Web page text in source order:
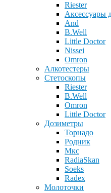
Riester
Аксессуары
And
B.Well
Little Doctor
Nissei
Omron
Алкотестеры
Стетоскопы
Riester
B.Well
Omron
Little Doctor
Дозиметры
Торнадо
Родник
Мкс
RadiaSkan
Soeks
Radex
Молоточки